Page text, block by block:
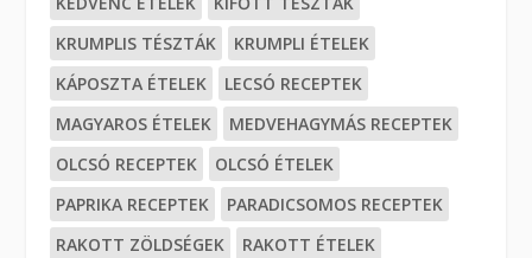
KRUMPLIS TÉSZTÁK
KRUMPLI ÉTELEK
KÁPOSZTA ÉTELEK
LECSÓ RECEPTEK
MAGYAROS ÉTELEK
MEDVEHAGYMÁS RECEPTEK
OLCSÓ RECEPTEK
OLCSÓ ÉTELEK
PAPRIKA RECEPTEK
PARADICSOMOS RECEPTEK
RAKOTT ZÖLDSÉGEK
RAKOTT ÉTELEK